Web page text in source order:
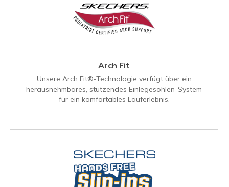
Arch Fit
Unsere Arch Fit®-Technologie verfügt über ein
herausnehmbares, stützendes Einlegesohlen-System
für ein komfortables Lauferlebnis.